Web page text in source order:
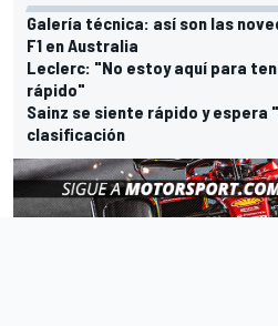
Galería técnica: así son las
F1 en Australia
Leclerc: "No estoy aquí para
rápido"
Sainz se siente rápido y espera
clasificación